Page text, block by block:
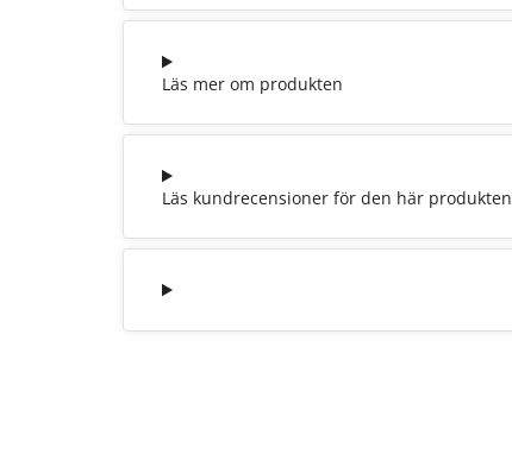
Läs mer om produkten
Läs kundrecensioner för den här produkten